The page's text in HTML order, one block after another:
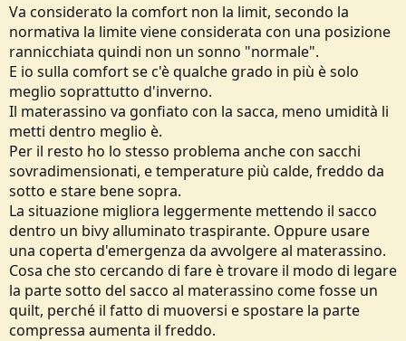
Va considerato la comfort non la limit, secondo la
normativa la limite viene considerata con una posizione
rannicchiata quindi non un sonno "normale".
E io sulla comfort se c'è qualche grado in più è solo
meglio soprattutto d'inverno.
Il materassino va gonfiato con la sacca, meno umidità li
metti dentro meglio è.
Per il resto ho lo stesso problema anche con sacchi
sovradimensionati, e temperature più calde, freddo da
sotto e stare bene sopra.
La situazione migliora leggermente mettendo il sacco
dentro un bivy alluminato traspirante. Oppure usare
una coperta d'emergenza da avvolgere al materassino.
Cosa che sto cercando di fare è trovare il modo di legare
la parte sotto del sacco al materassino come fosse un
quilt, perché il fatto di muoversi e spostare la parte
compressa aumenta il freddo.